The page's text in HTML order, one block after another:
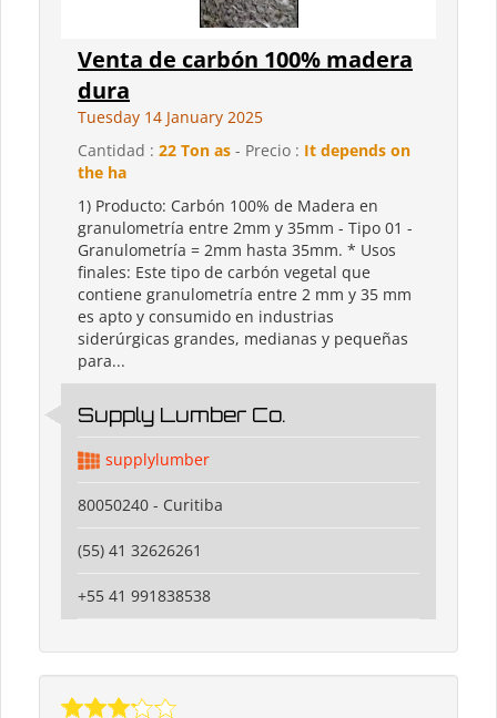
Venta de carbón 100% madera
dura
Tuesday 14 January 2025
Cantidad : 22 Ton as - Precio : It depends on
the ha
1) Producto: Carbón 100% de Madera en
granulometría entre 2mm y 35mm - Tipo 01 -
Granulometría = 2mm hasta 35mm. * Usos
finales: Este tipo de carbón vegetal que
contiene granulometría entre 2 mm y 35 mm
es apto y consumido en industrias
siderúrgicas grandes, medianas y pequeñas
para...
Supply Lumber Co.
supplylumber
80050240 - Curitiba
(55) 41 32626261
+55 41 991838538